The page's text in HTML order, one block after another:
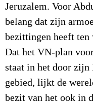
Jeruzalem. Voor
belang dat zijn
bezittingen heeft ten
Dat het VN-plan
staat in het door zijn
gebied, lijkt de
bezit van het ook in